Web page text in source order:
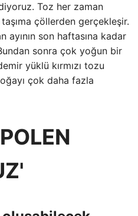
Toz her zaman
çöllerden gerçekleşir.
ayının son haftasına kadar
sonra çok yoğun bir
yüklü kırmızı tozu
çok daha fazla